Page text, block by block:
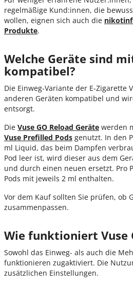
regelmäßige Kund:innen, die
wollen, eignen sich auch die
Produkte.
Welche Geräte sind
kompatibel?
Die Einweg-Variante der E-Zigarette
anderen Geräten kompatibel und
entsorgt.
Die Vuse GO Reload Geräte werden
Vuse Prefilled Pods genutzt. In den
ml Liquid, das beim Dampfen
Pod leer ist, wird dieser aus dem
und durch einen neuen ersetzt. Pro
Pods mit jeweils 2 ml enthalten.
Vor dem Kauf sollten Sie prüfen, ob
zusammenpassen.
Wie funktioniert Vuse
Sowohl das Einweg- als auch die
funktionieren zugaktiviert. Die
zusätzlichen Einstellungen.